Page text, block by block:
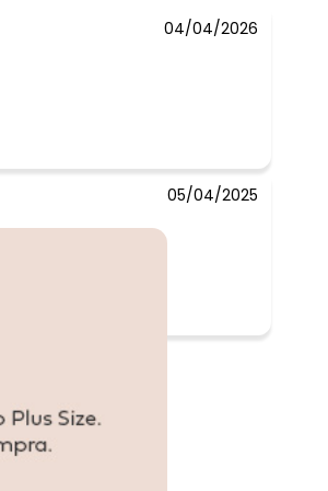
04/04/2026
05/04/2025